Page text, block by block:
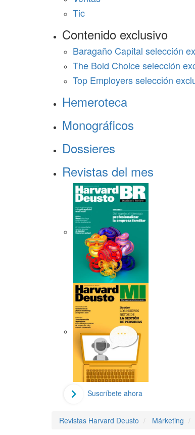
Tic
Contenido exclusivo
Baragaño Capital selección
The Bold Choice selección
Top Employers selección
Hemeroteca
Monográficos
Dossieres
Revistas del mes
Suscríbete ahora
Revistas Harvard Deusto Márketing